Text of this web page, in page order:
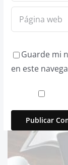
Guarde mi
en este